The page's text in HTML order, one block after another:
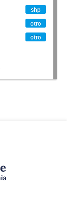
shp
otro
otro